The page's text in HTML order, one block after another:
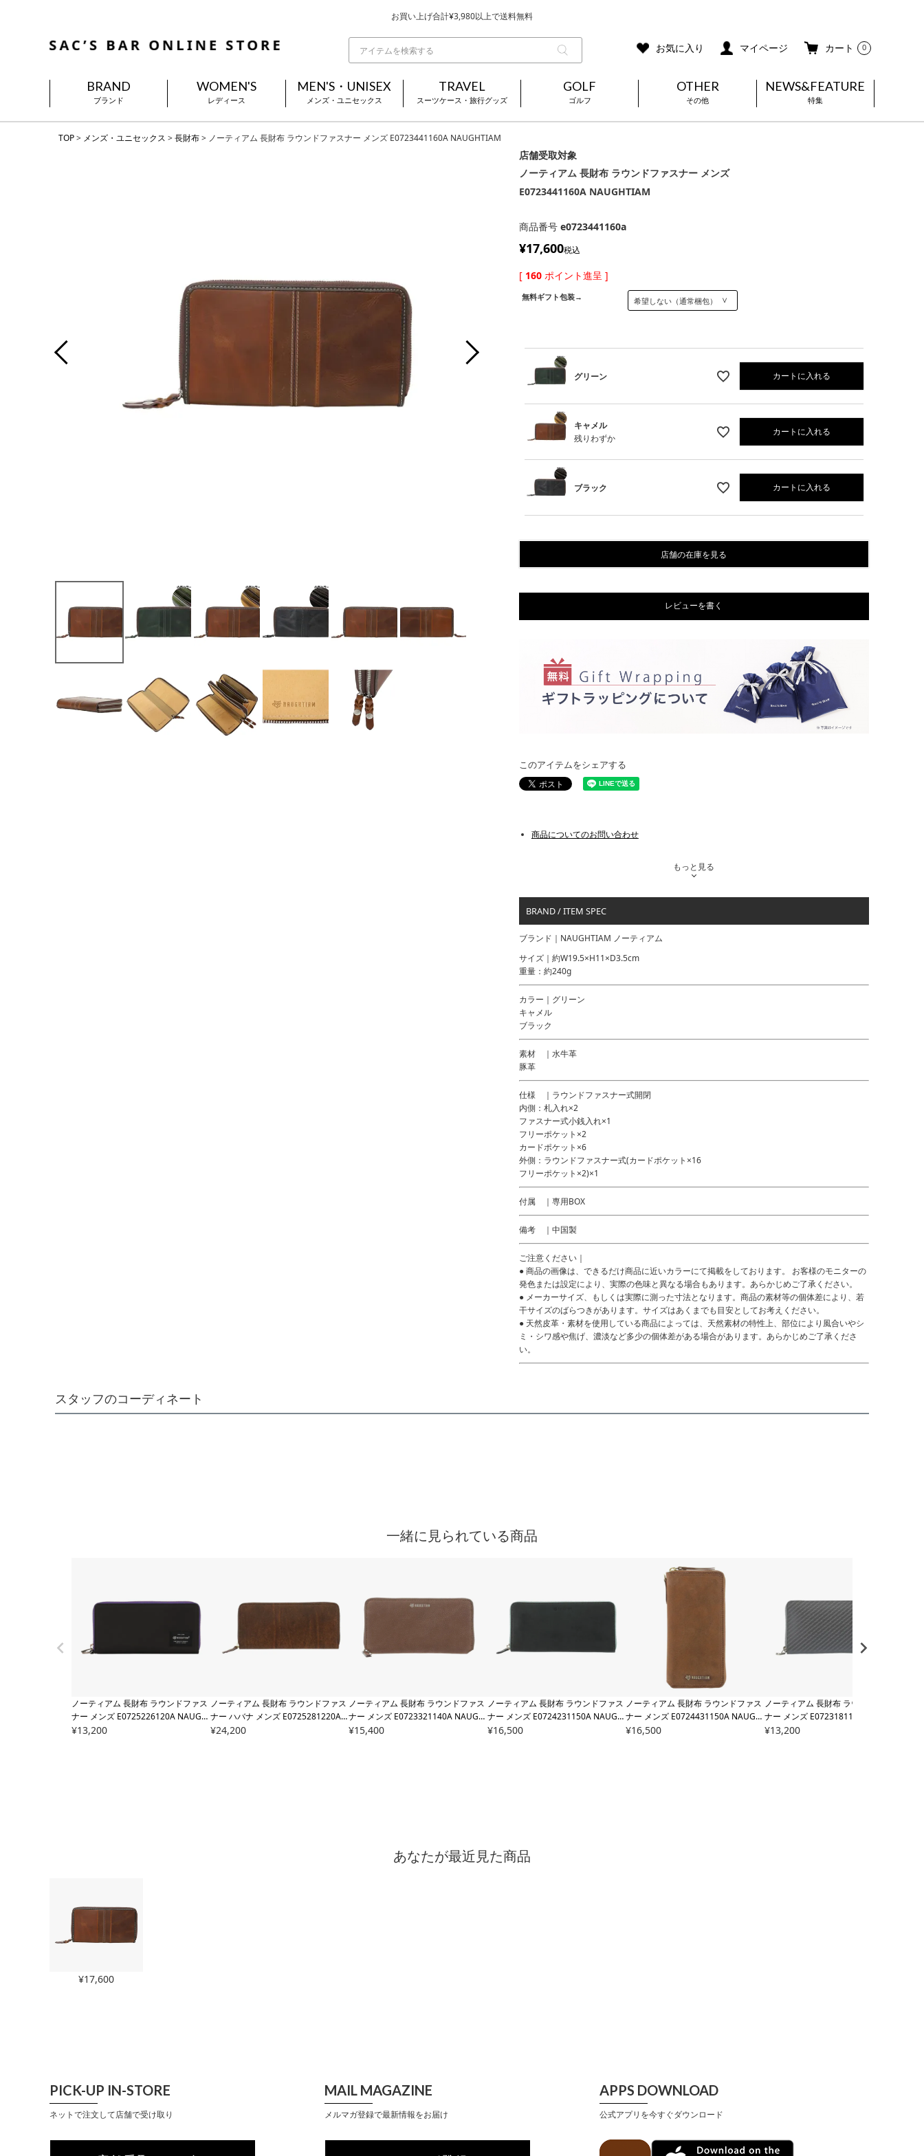
お買い上げ合計¥3,980以上で送料無料
当日～翌営業日を目安に順次発送（一部お取り寄せ商品を除く）
お気に入り マイページ カート 0
BRAND
ブランド
WOMEN'S
レディース
MEN'S・UNISEX
メンズ・ユニセックス
TRAVEL
スーツケース・旅行グッズ
GOLF
ゴルフ
OTHER
その他
NEWS&FEATURE
特集
TOP メンズ・ユニセックス 長財布 ノーティアム 長財布 ラウンドファスナー メンズ E0723441160A NAUGHTIAM
店舗受取対象
ノーティアム 長財布 ラウンドファスナー メンズ
E0723441160A NAUGHTIAM
商品番号 e0723441160a
¥17,600税込
[ 160 ポイント進呈 ]
無料ギフト包装→
グリーン カートに入れる
キャメル
残りわずか
カートに入れる
ブラック カートに入れる
店舗の在庫を見る
レビューを書く
このアイテムをシェアする
商品についてのお問い合わせ
もっと見る
BRAND / ITEM SPEC
ブランド｜NAUGHTIAM ノーティアム
サイズ｜約W19.5×H11×D3.5cm
重量：約240g
カラー｜グリーン
キャメル
ブラック
素材 ｜水牛革
豚革
仕様 ｜ラウンドファスナー式開閉
内側：札入れ×2
ファスナー式小銭入れ×1
フリーポケット×2
カードポケット×6
外側：ラウンドファスナー式(カードポケット×16
フリーポケット×2)×1
付属 ｜専用BOX
備考 ｜中国製
ご注意ください｜
● 商品の画像は、できるだけ商品に近いカラーにて掲載をしております。 お客様のモニターの
発色または設定により、実際の色味と異なる場合もあります。あらかじめご了承ください。
● メーカーサイズ、もしくは実際に測った寸法となります。商品の素材等の個体差により、若
干サイズのばらつきがあります。サイズはあくまでも目安としてお考えください。
● 天然皮革・素材を使用している商品によっては、天然素材の特性上、部位により風合いやシ
ミ・シワ感や焦げ、濃淡など多少の個体差がある場合があります。あらかじめご了承くださ
い。
スタッフのコーディネート
一緒に見られている商品
ノーティアム 長財布 ラウンドファス
ナー メンズ E0725226120A NAUGH
TIAM | ラバーマンズ
¥13,200
ノーティアム 長財布 ラウンドファス
ナー ハバナ メンズ E0725281220A
NAUGHTIAM | 牛革
¥24,200
ノーティアム 長財布 ラウンドファス
ナー メンズ E0723321140A NAUGH
TIAM | 牛革
¥15,400
ノーティアム 長財布 ラウンドファス
ナー メンズ E0724231150A NAUGH
TIAM | 牛革
¥16,500
ノーティアム 長財布 ラウンドファス
ナー メンズ E0724431150A NAUGH
TIAM | 牛革
¥16,500
ノーティアム 長財布 ラウンドファス
ナー メンズ E0723181120A NAUGH
TIAM | 牛革
¥13,200
あなたが最近見た商品
¥17,600
PICK-UP IN-STORE
ネットで注文して店舗で受け取り
MAIL MAGAZINE
メルマガ登録で最新情報をお届け
APPS DOWNLOAD
公式アプリを今すぐダウンロード